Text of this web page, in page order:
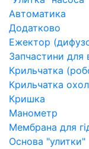
Автоматика
Додатково
Ежектор
Запчастини для
Крильчатка
Крильчатка
Кришка
Манометр
Мембрана для
Основа "улитки"